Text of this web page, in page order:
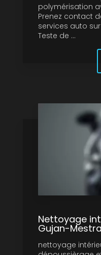
polymérisation
Prenez contact
services auto
Teste de ...
Nettoyage
Gujan-
nettoyage